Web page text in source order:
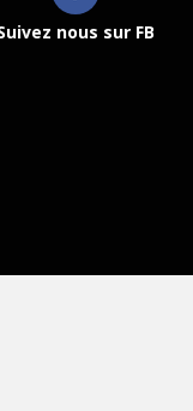
nous sur FB